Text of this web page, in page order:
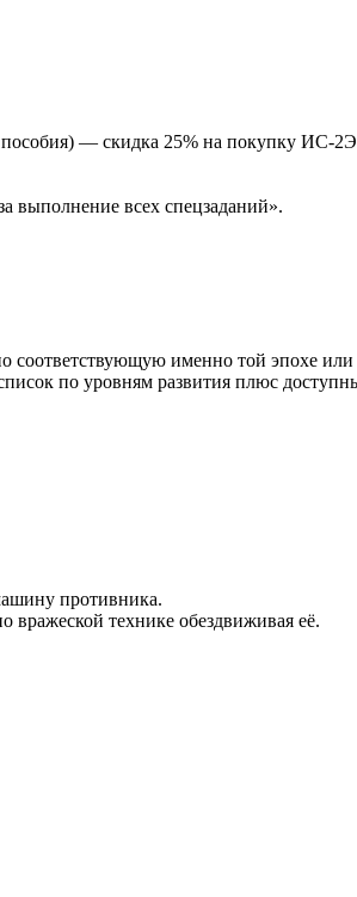
— скидка 25% на покупку ИС-
выполнение всех спецзаданий».
соответствующую именно той эпохе
по уровням развития плюс
противника.
технике обездвиживая её.